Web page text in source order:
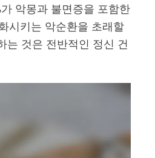
악몽과 불면증을 포함한
시키는 악순환을 초래할
는 것은 전반적인 정신 건